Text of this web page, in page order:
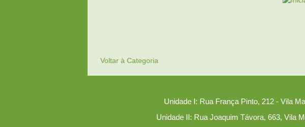
Voltar à Categoria
Unidade I: Rua França Pinto, 212 - Vila
Unidade II: Rua Joaquim Távora, 663, Vila